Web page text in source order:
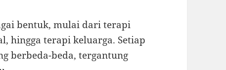
bentuk, mulai dari terapi
hingga terapi keluarga. Setiap
berbeda-beda, tergantung